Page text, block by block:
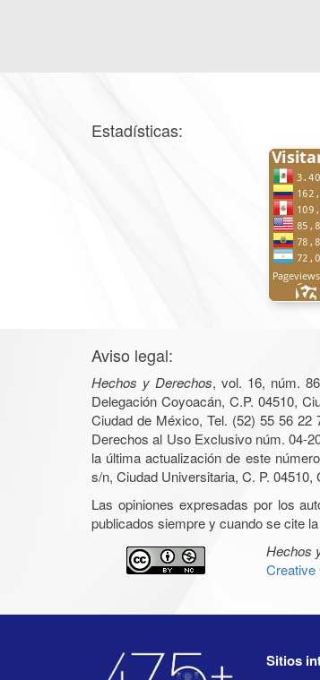
Estadísticas:
Aviso legal:
Hechos y Derechos, vol. 16, núm.
Delegación Coyoacán, C.P. 04510,
Ciudad de México, Tel. (52) 55 56 22
Derechos al Uso Exclusivo núm. 04-
la última actualización de este
s/n, Ciudad Universitaria, C. P.
Las opiniones expresadas por los
publicados siempre y cuando se cite
Hechos
Creative
Sitios